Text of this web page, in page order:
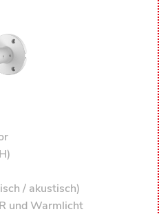
/ akustisch)
und Warmlicht